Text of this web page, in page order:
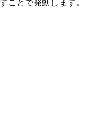
ことで発動します。